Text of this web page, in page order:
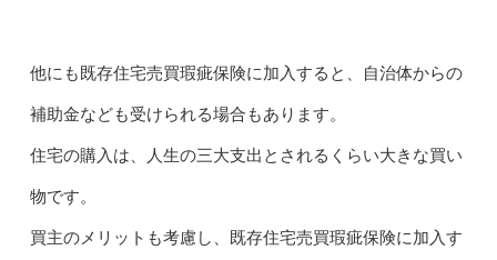
他にも既存住宅売買瑕疵保険に加入すると、自治体からの
補助金なども受けられる場合もあります。
住宅の購入は、人生の三大支出とされるくらい大きな買い
物です。
買主のメリットも考慮し、既存住宅売買瑕疵保険に加入す